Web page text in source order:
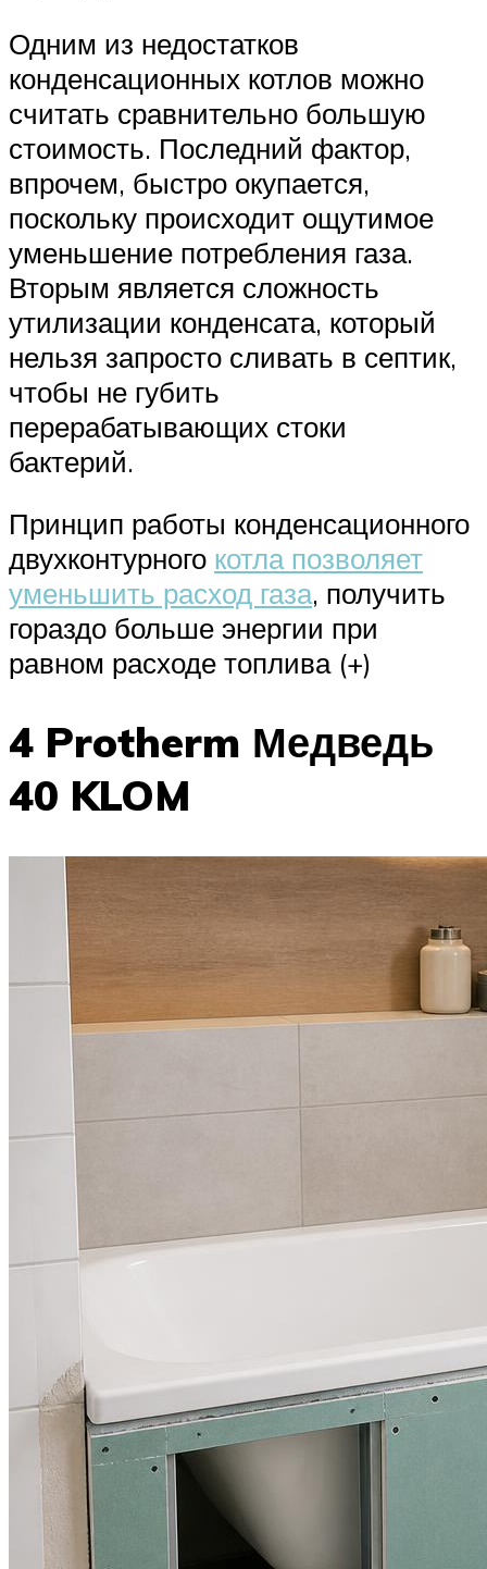
Одним из недостатков
конденсационных котлов можно
считать сравнительно большую
стоимость. Последний фактор,
впрочем, быстро окупается,
поскольку происходит ощутимое
уменьшение потребления газа.
Вторым является сложность
утилизации конденсата, который
нельзя запросто сливать в септик,
чтобы не губить
перерабатывающих стоки
бактерий.
Принцип работы конденсационного
двухконтурного котла позволяет
уменьшить расход газа, получить
гораздо больше энергии при
равном расходе топлива (+)
4 Protherm Медведь
40 KLOM